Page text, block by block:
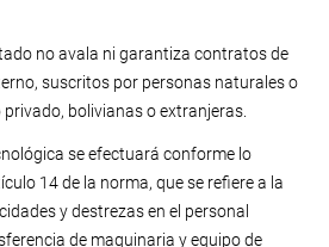
no avala ni garantiza contratos de
suscritos por personas naturales o
bolivianas o extranjeras.
se efectuará conforme lo
14 de la norma, que se refiere a la
y destrezas en el personal
de maquinaria y equipo de